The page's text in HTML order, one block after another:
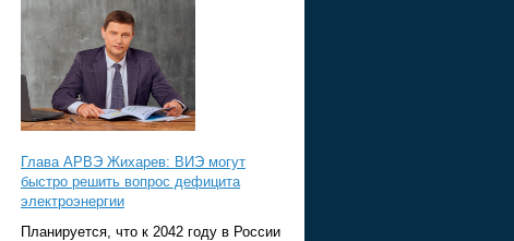
Глава АРВЭ Жихарев: ВИЭ могут
быстро решить вопрос дефицита
электроэнергии
Планируется, что к 2042 году в России